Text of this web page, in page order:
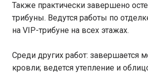
Также практически завершено
трибуны. Ведутся работы по
на VIP-трибуне на всех этажах.
Среди других работ: завершается
кровли; ведется утепление и